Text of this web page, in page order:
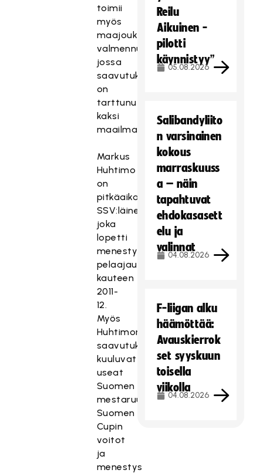
toimii
myös
maajoukkueen
valmennustiimissä,
jossa
saavutuksiin
on
tarttunut
kaksi
maailmanmestaruutta.
Markus
Huhtimo
on
pitkäaikainen
SSV:läinen,
joka
lopetti
menestyksekkään
pelaajauransa
kauteen
2011-
12.
Myös
Huhtimon
saavutuksiin
kuuluvat
useat
Suomen
mestaruudet,
Suomen
Cupin
voitot
ja
menestys
Reilu
Aikuinen -
pilotti
käynnistyy”
05.08.2026
Salibandyliito
n varsinainen
kokous
marraskuuss
a – näin
tapahtuvat
ehdokasasett
elu ja
valinnat
04.08.2026
F-liigan alku
häämöttää:
Avauskierrok
set syyskuun
toisella
viikolla
04.08.2026